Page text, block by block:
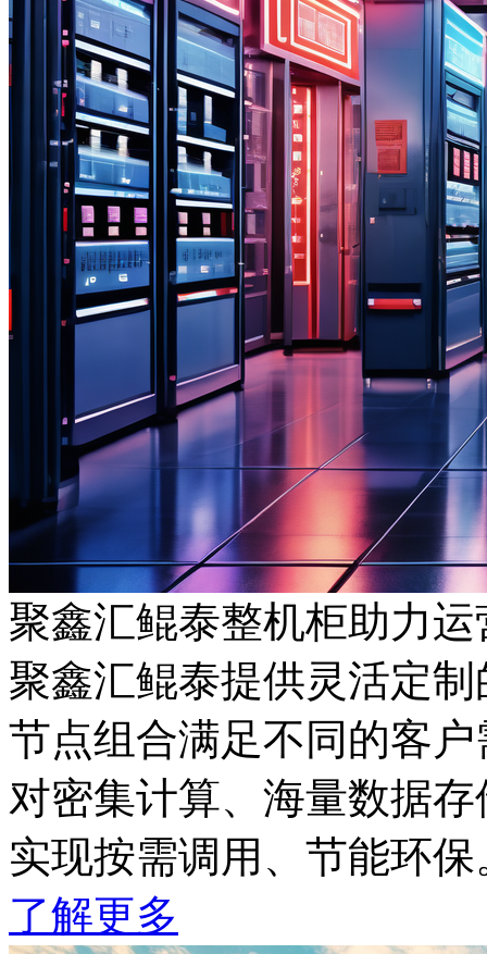
聚鑫汇鲲泰整机柜助力
聚鑫汇鲲泰提供灵活定制
节点组合满足不同的客户
对密集计算、海量数据存
实现按需调用、节能环
了解更多